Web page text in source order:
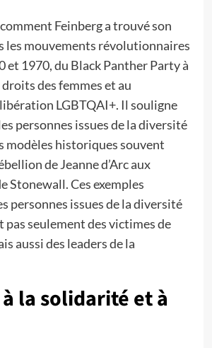
Feinberg a trouvé son
les mouvements révolutionnaires
et 1970, du Black Panther Party à
des femmes et au
LGBTQAI+. Il souligne
personnes issues de la diversité
modèles historiques souvent
de Jeanne d’Arc aux
Stonewall. Ces exemples
personnes issues de la diversité
pas seulement des victimes de
aussi des leaders de la
la solidarité et à